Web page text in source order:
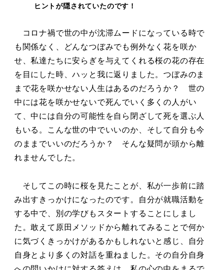
ヒントが隠されていたのです！
コロナ禍で世の中が沈滞ムードになっている時で
も関係なく、どんなつぼみでも例外なく花を咲か
せ、私達たちに安らぎを与えてくれる桜の花の存在
を目にした時、ハッと我に返りました。つぼみのま
まで花を咲かせない人生はあるのだろうか？ 世の
中には花を咲かせないで死んでいく多くの人がい
て、中には自分の可能性を自ら閉ざして死を選ぶ人
もいる。こんな世の中でいいのか、そして自分も今
のままでいいのだろうか？ そんな疑問が頭から離
れませんでした。
そしてこの時に桜を見たことが、私が一歩前に踏
み出すきっかけになったのです。自分が就職活動を
する中で、別の学びもスタートすることにしまし
た。敢えて原田メソッドから離れてみることで何か
に気づくきっかけがあるかもしれないと感じ、自分
自身とより多くの対話を重ねました。その自分自身